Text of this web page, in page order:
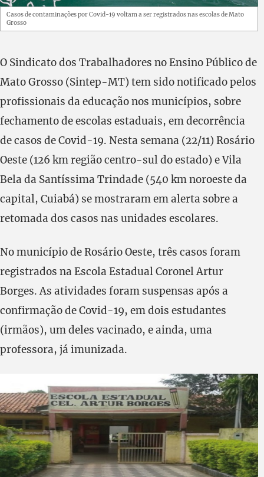
Casos de contaminações por Covid-19 voltam a ser registrados nas escolas de Mato
Grosso
O Sindicato dos Trabalhadores no Ensino Público de
Mato Grosso (Sintep-MT) tem sido notificado pelos
profissionais da educação nos municípios, sobre
fechamento de escolas estaduais, em decorrência
de casos de Covid-19. Nesta semana (22/11) Rosário
Oeste (126 km região centro-sul do estado) e Vila
Bela da Santíssima Trindade (540 km noroeste da
capital, Cuiabá) se mostraram em alerta sobre a
retomada dos casos nas unidades escolares.
No município de Rosário Oeste, três casos foram
registrados na Escola Estadual Coronel Artur
Borges. As atividades foram suspensas após a
confirmação de Covid-19, em dois estudantes
(irmãos), um deles vacinado, e ainda, uma
professora, já imunizada.